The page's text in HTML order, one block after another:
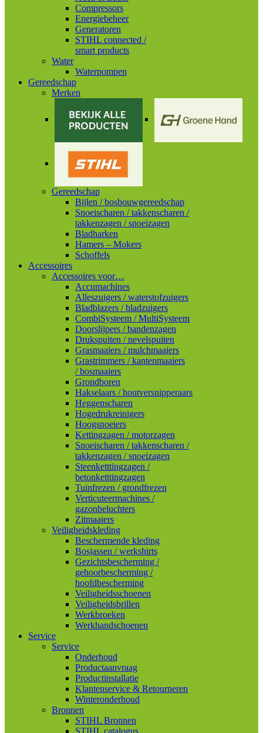
Compressors
Energiebeheer
Generatoren
STIHL connected /
smart products
Water
Waterpompen
Gereedschap
Merken
Gereedschap
Bijlen / bosbouwgereedschap
Snoeischaren / takkenscharen /
takkenzagen / snoeizagen
Bladharken
Hamers – Mokers
Schoffels
Accessoires
Accessoires voor…
Accumachines
Alleszuigers / waterstofzuigers
Bladblazers / bladzuigers
CombiSysteem / MultiSysteem
Doorslijpers / bandenzagen
Drukspuiten / nevelspuiten
Grasmaaiers / mulchmaaiers
Grastrimmers / kantenmaaiers
/ bosmaaiers
Grondboren
Hakselaars / houtversnipperaars
Heggenscharen
Hogedrukreinigers
Hoogsnoeiers
Kettingzagen / motorzagen
Snoeischaren / takkenscharen /
takkenzagen / snoeizagen
Steenketttingzagen /
betonketttingzagen
Tuinfrezen / grondfrezen
Verticuteermachines /
gazonbeluchters
Zitmaaiers
Veiligheidskleding
Beschermende kleding
Bosjassen / werkshirts
Gezichtsbescherming /
gehoorbescherming /
hoofdbescherming
Veiligheidsschoenen
Veiligheidsbrillen
Werkbroeken
Werkhandschoenen
Service
Service
Onderhoud
Productaanvraag
Productinstallatie
Klantenservice & Retourneren
Winteronderhoud
Bronnen
STIHL Bronnen
STIHL catalogus